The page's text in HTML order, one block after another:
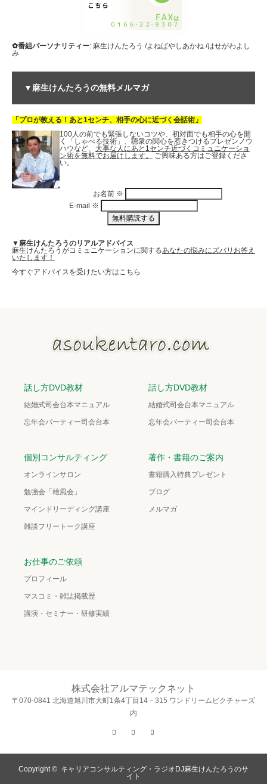
✿番組パーソナリティー: 麻生けんたろう /よねばやしあかね /はせがわよし
み
▼麻生けんたろうの無料メルマガ
「プロが教える！あと1センチ、相手の心に近づく会話術」
100人の前でも緊張しないコツや、初対面でも相手の心を開
く「しゃべる技術」、聴衆の関心を惹きつけるプレゼンノウ
ハウなど、 大事な人にあと1センチ近づくコミュニケーショ
ン術を無料でお届けします。
ご興味ある方はご登録くださ
い。
お名前 ※
E-mail ※
▼麻生けんたろうのリアルアドバイス
麻生けんたろうがコミュニケーションに関するあなたの悩みにズバリお答え
いたします！
今すぐアドバイスを受けたい方はこちら
話し方DVD教材
結婚式司会台本マニュアル
忘年会パーティー司会台本
話し方DVD教材
結婚式司会台本マニュアル
忘年会パーティー司会台本
個別コンサルティング
オンラインサロン
勉強会「雄風会」
マインドリーディング講座
雑談フリートーク講座
著作・書籍のご案内
書籍購入特典プレゼント
ブログ
メルマガ
お仕事のご依頼
プロフィール
マスコミ・雑誌掲載歴
講演・セミナー・研修実績
株式会社アルマテックネット
〒070-0841 北海道旭川市大町1条4丁目14－315 ワンドリームピクチャーズ
内
Twitter
Facebook
Copyright © キャリアコンサルティング・ラジオDJ麻生けんたろうのサ
イト